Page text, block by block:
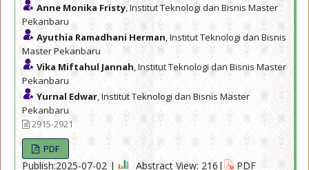
Anne Monika Fristy, Institut Teknologi dan Bisnis Master
Pekanbaru
Ayuthia Ramadhani Herman , Institut Teknologi dan Bisnis
Master Pekanbaru
Vika Miftahul Jannah , Institut Teknologi dan Bisnis Master
Pekanbaru
Yurnal Edwar , Institut Teknologi dan Bisnis Master
Pekanbaru
2915-2921
PDF
Publish:2025-07-02 | Abstract View: 216|
PDF